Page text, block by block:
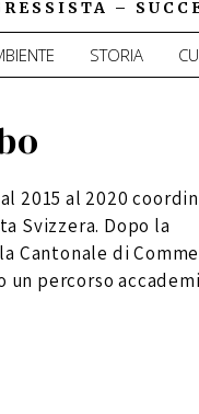
–
STORIA
2015 al 2020
Svizzera. Dopo la
Cantonale di
percorso